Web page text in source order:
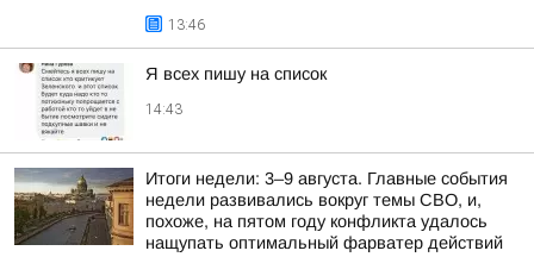
13:46
Я всех пишу на список
14:43
Итоги недели: 3–9 августа. Главные события
недели развивались вокруг темы СВО, и,
похоже, на пятом году конфликта удалось
нащупать оптимальный фарватер действий